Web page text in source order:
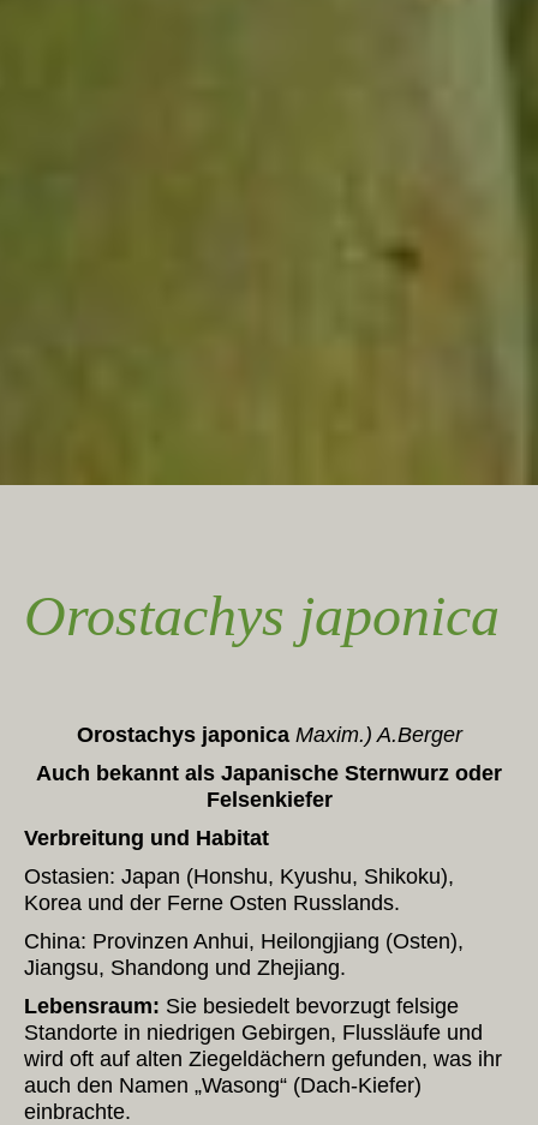
Orostachys japonica
Orostachys japonica Maxim.) A.Berger
Auch bekannt als Japanische Sternwurz oder
Felsenkiefer
Verbreitung und Habitat
Ostasien: Japan (Honshu, Kyushu, Shikoku),
Korea und der Ferne Osten Russlands.
China: Provinzen Anhui, Heilongjiang (Osten),
Jiangsu, Shandong und Zhejiang.
Lebensraum: Sie besiedelt bevorzugt felsige
Standorte in niedrigen Gebirgen, Flussläufe und
wird oft auf alten Ziegeldächern gefunden, was ihr
auch den Namen „Wasong“ (Dach-Kiefer)
einbrachte.